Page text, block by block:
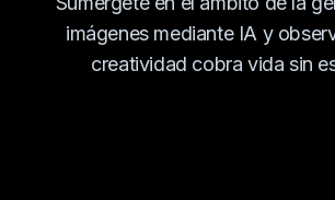
imágenes mediante IA y
creatividad cobra vida sin